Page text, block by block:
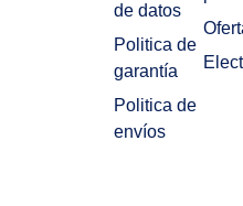
de datos
Politica de
garantía
Politica de
envíos